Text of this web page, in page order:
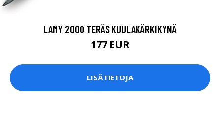
LAMY 2000 TERÄS KUULAKÄRKIKYNÄ
177 EUR
LISÄTIETOJA